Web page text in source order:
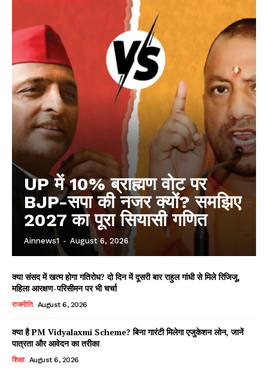
UP में 10% ब्राह्मण वोट पर
BJP-सपा की नजर क्यों? समझिए
2027 का पूरा सियासी गणित
Ainnews1 - August 6, 2026
क्या संसद में खत्म होगा गतिरोध? दो दिन में दूसरी बार राहुल गांधी से मिले रिजिजू,
महिला आरक्षण-परिसीमन पर भी चर्चा
राजनीति August 6, 2026
क्या है PM Vidyalaxmi Scheme? बिना गारंटी मिलेगा एजुकेशन लोन, जानें
पात्रता और आवेदन का तरीका
शिक्षा August 6, 2026